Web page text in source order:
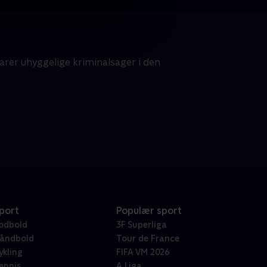
uhyggelige kriminalsager i den
Populær sport
3F Superliga
Tour de France
FIFA VM 2026